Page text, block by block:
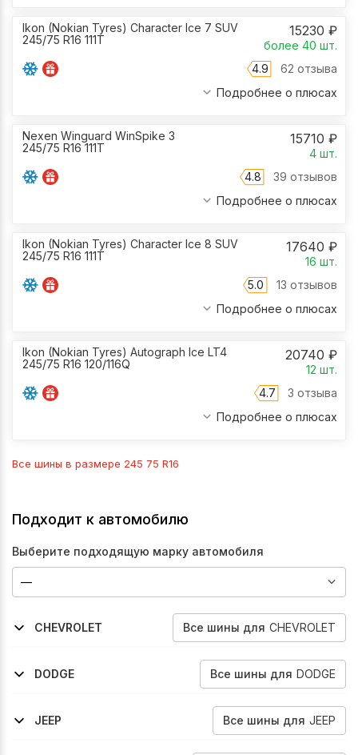
Ikon (Nokian Tyres) Character Ice 7 SUV
245/75 R16 111T
15230 ₽
более 40 шт.
4.9
62 отзыва
Подробнее о плюсах
Nexen Winguard WinSpike 3
245/75 R16 111T
15710 ₽
4 шт.
4.8
39 отзывов
Подробнее о плюсах
Ikon (Nokian Tyres) Character Ice 8 SUV
245/75 R16 111T
17640 ₽
16 шт.
5.0
13 отзывов
Подробнее о плюсах
Ikon (Nokian Tyres) Autograph Ice LT4
245/75 R16 120/116Q
20740 ₽
12 шт.
4.7
3 отзыва
Подробнее о плюсах
Все шины в размере 245 75 R16
Подходит к автомобилю
Выберите подходящую марку автомобиля
CHEVROLET Все шины для CHEVROLET
2001-2006
2002-2026
1998-2006
2006-2016
2000-2006
1999-2006
DODGE
Все шины для DODGE
2001-2009
JEEP
Все шины для JEEP
2006-2010
2006-2010